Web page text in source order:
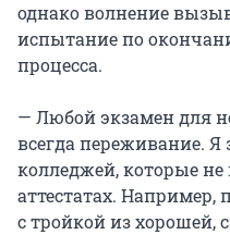
однако волнение
испытание по
процесса.
— Любой экзамен для
всегда переживание.
колледжей, которые
аттестатах. Например,
с тройкой из